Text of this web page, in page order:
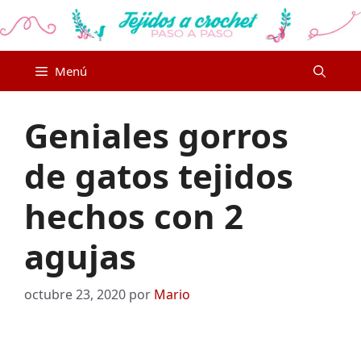
al
Menú
Geniales gorros
de gatos tejidos
hechos con 2
agujas
octubre 23, 2020 por Mario